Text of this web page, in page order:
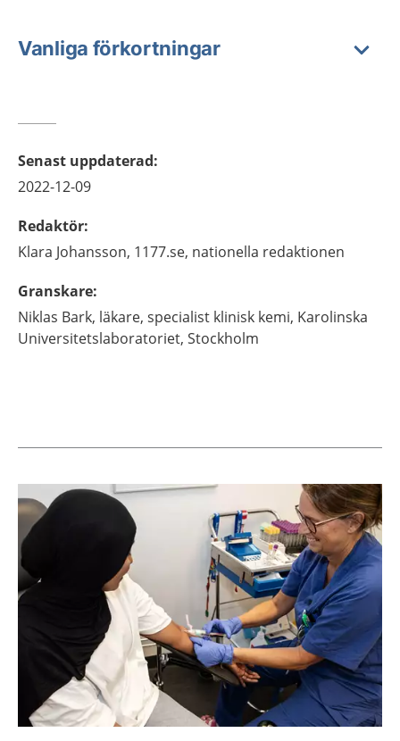
Vanliga förkortningar
Senast uppdaterad:
2022-12-09
Redaktör:
Klara Johansson, 1177.se, nationella redaktionen
Granskare:
Niklas Bark, läkare, specialist klinisk kemi, Karolinska
Universitetslaboratoriet, Stockholm
Aktuella artiklar